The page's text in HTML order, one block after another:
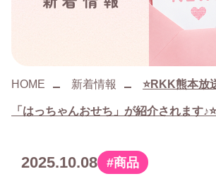
HOME 新着情報 ⭐️RKK熊本放
「はっちゃんおせち」が紹介されます
2025.10.08カ 商品